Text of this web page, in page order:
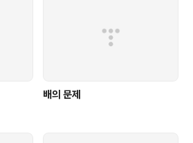
배의 문제